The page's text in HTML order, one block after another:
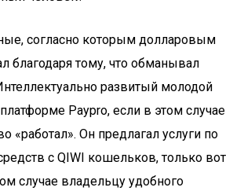
согласно которым долларовым
благодаря тому, что обманывал
развитый молодой
Paypro, если в этом случае
«работал». Он предлагал услуги по
с QIWI кошельков, только вот
случае владельцу удобного